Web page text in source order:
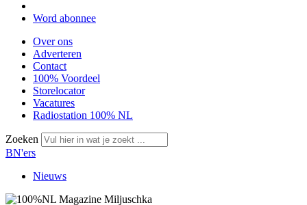
Word abonnee
Over ons
Adverteren
Contact
100% Voordeel
Storelocator
Vacatures
Radiostation 100% NL
Zoeken
BN'ers
Nieuws